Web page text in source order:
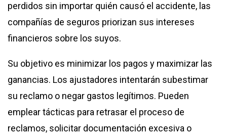
perdidos sin importar quién causó el accidente, las
compañías de seguros priorizan sus intereses
financieros sobre los suyos.
Su objetivo es minimizar los pagos y maximizar las
ganancias. Los ajustadores intentarán subestimar
su reclamo o negar gastos legítimos. Pueden
emplear tácticas para retrasar el proceso de
reclamos, solicitar documentación excesiva o